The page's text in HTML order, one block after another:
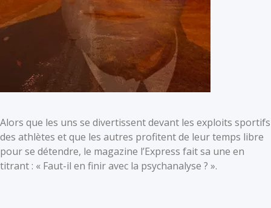
Alors que les uns se divertissent devant les exploits sportifs
des athlètes et que les autres profitent de leur temps libre
pour se détendre, le magazine l’Express fait sa une en
titrant : « Faut-il en finir avec la psychanalyse ? ».